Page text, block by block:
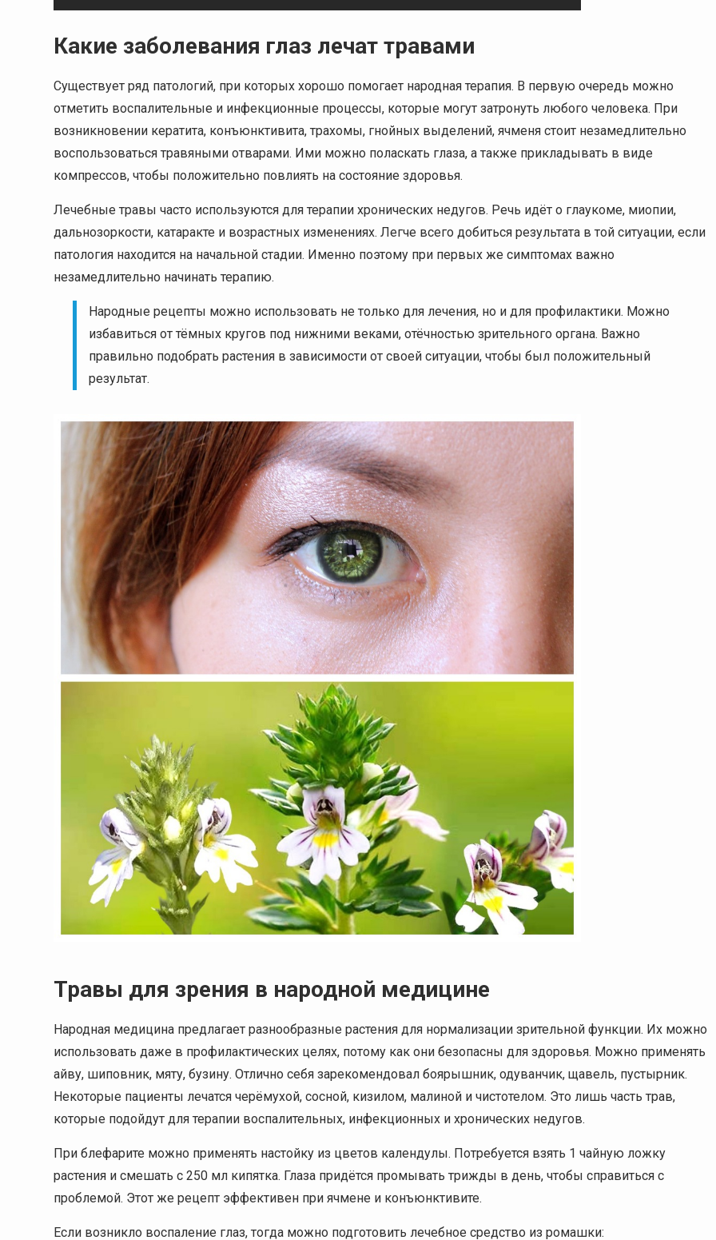
Какие заболевания глаз лечат травами
Существует ряд патологий, при которых хорошо помогает народная терапия. В первую очередь можно
отметить воспалительные и инфекционные процессы, которые могут затронуть любого человека. При
возникновении кератита, конъюнктивита, трахомы, гнойных выделений, ячменя стоит незамедлительно
воспользоваться травяными отварами. Ими можно поласкать глаза, а также прикладывать в виде
компрессов, чтобы положительно повлиять на состояние здоровья.
Лечебные травы часто используются для терапии хронических недугов. Речь идёт о глаукоме, миопии,
дальнозоркости, катаракте и возрастных изменениях. Легче всего добиться результата в той ситуации, если
патология находится на начальной стадии. Именно поэтому при первых же симптомах важно
незамедлительно начинать терапию.
Народные рецепты можно использовать не только для лечения, но и для профилактики. Можно
избавиться от тёмных кругов под нижними веками, отёчностью зрительного органа. Важно
правильно подобрать растения в зависимости от своей ситуации, чтобы был положительный
результат.
Травы для зрения в народной медицине
Народная медицина предлагает разнообразные растения для нормализации зрительной функции. Их можно
использовать даже в профилактических целях, потому как они безопасны для здоровья. Можно применять
айву, шиповник, мяту, бузину. Отлично себя зарекомендовал боярышник, одуванчик, щавель, пустырник.
Некоторые пациенты лечатся черёмухой, сосной, кизилом, малиной и чистотелом. Это лишь часть трав,
которые подойдут для терапии воспалительных, инфекционных и хронических недугов.
При блефарите можно применять настойку из цветов календулы. Потребуется взять 1 чайную ложку
растения и смешать с 250 мл кипятка. Глаза придётся промывать трижды в день, чтобы справиться с
проблемой. Этот же рецепт эффективен при ячмене и конъюнктивите.
Если возникло воспаление глаз, тогда можно подготовить лечебное средство из ромашки: